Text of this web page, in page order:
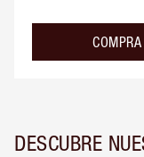
COMPRA
DESCUBRE